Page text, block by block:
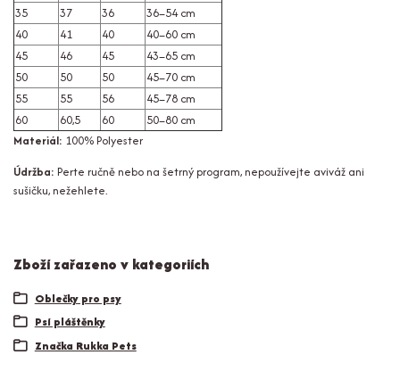
35
37 36
36–54 cm
40
41 40
40–60 cm
45
46 45
43–65 cm
50
50 50
45–70 cm
55
55 56
45–78 cm
60
60,5 60
50–80 cm
Materiál: 100% Polyester
Údržba: Perte ručně nebo na šetrný program, nepoužívejte aviváž ani
sušičku, nežehlete.
Zboží zařazeno v kategoriích
Oblečky pro psy
Psí pláštěnky
Značka Rukka Pets